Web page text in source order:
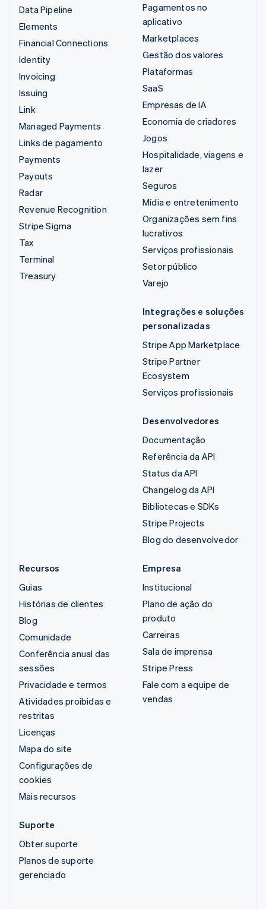
Data Pipeline
Elements
Financial Connections
Identity
Invoicing
Issuing
Link
Managed Payments
Links de pagamento
Payments
Payouts
Radar
Revenue Recognition
Stripe Sigma
Tax
Terminal
Treasury
Pagamentos no
aplicativo
Marketplaces
Gestão dos valores
Plataformas
SaaS
Empresas de IA
Economia de criadores
Jogos
Hospitalidade, viagens e
lazer
Seguros
Mídia e entretenimento
Organizações sem fins
lucrativos
Serviços profissionais
Setor público
Varejo
Integrações e soluções
personalizadas
Stripe App Marketplace
Stripe Partner
Ecosystem
Serviços profissionais
Desenvolvedores
Documentação
Referência da API
Status da API
Changelog da API
Bibliotecas e SDKs
Stripe Projects
Blog do desenvolvedor
Recursos
Guias
Histórias de clientes
Blog
Comunidade
Conferência anual das
sessões
Privacidade e termos
Atividades proibidas e
restritas
Licenças
Mapa do site
Configurações de
cookies
Mais recursos
Empresa
Institucional
Plano de ação do
produto
Carreiras
Sala de imprensa
Stripe Press
Fale com a equipe de
vendas
Suporte
Obter suporte
Planos de suporte
gerenciado